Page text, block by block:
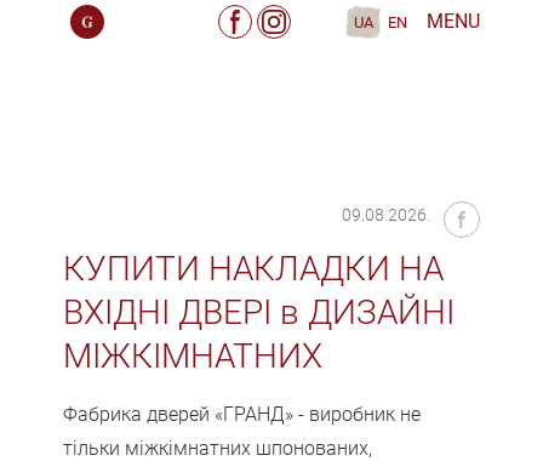
MENU
UA EN
09.08.2026.
КУПИТИ НАКЛАДКИ НА
ВХІДНІ ДВЕРІ в ДИЗАЙНІ
МІЖКІМНАТНИХ
Фабрика дверей «ГРАНД» - виробник не
тільки міжкімнатних шпонованих,